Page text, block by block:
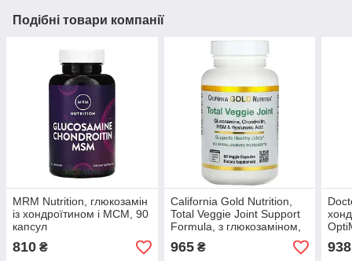
Подібні товари компанії
MRM Nutrition, глюкозамін
із хондроїтином і МСМ, 90
капсул
810 ₴
California Gold Nutrition,
Total Veggie Joint Support
Formula, з глюкозаміном,
хондроїтином, МСМ та
гіалуроново
965₴ 938